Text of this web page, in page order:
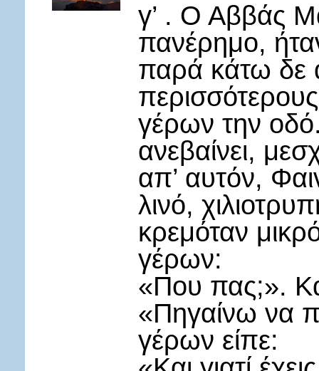
γ’ . Ο Αββάς
πανέρημο,
παρά κάτω δε
γέρων την
ανεβαίνει,
απ’ αυτόν,
λινό,
κρεμόταν
γέρων:
«Που πας;».
«Πηγαίνω να
γέρων είπε: